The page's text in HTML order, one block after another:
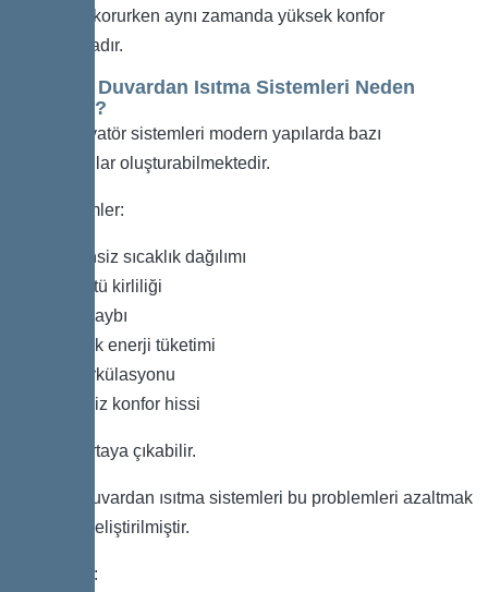
bütünlüğü korurken aynı zamanda yüksek konfor
sağlamaktadır.
Elektrikli Duvardan Isıtma Sistemleri Neden
Kullanılır?
Klasik radyatör sistemleri modern yapılarda bazı
dezavantajlar oluşturabilmektedir.
Bu problemler:
Düzensiz sıcaklık dağılımı
Görüntü kirliliği
Alan kaybı
Yüksek enerji tüketimi
Toz sirkülasyonu
Yetersiz konfor hissi
şeklinde ortaya çıkabilir.
Elektrikli duvardan ısıtma sistemleri bu problemleri azaltmak
amacıyla geliştirilmiştir.
Avantajları: